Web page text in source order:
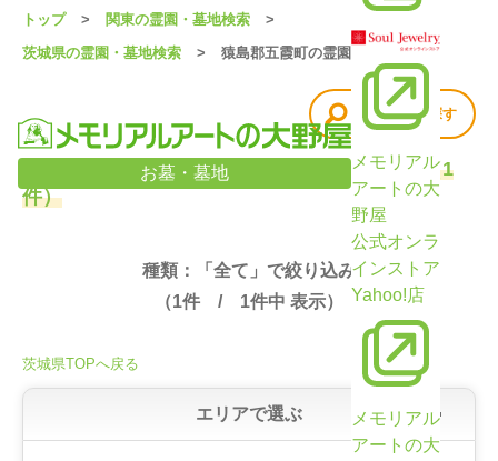
お墓・墓地
メモリアル
アートの大
野屋
公式オンラ
インストア
Yahoo!店
メモリアル
アートの大
トップ
関東の霊園・墓地検索
茨城県の霊園・墓地検索
猿島郡五霞町の霊園・墓地
茨城県・猿島郡五霞町の霊園・墓地検索結果（1
件）
他の条件で探す
種類：「全て」で絞り込み
（1件 / 1件中 表示）
茨城県TOPへ戻る
エリアで選ぶ